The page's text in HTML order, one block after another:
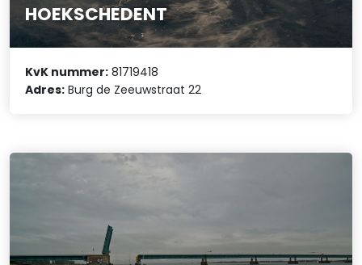
HOEKSCHEDENT
KvK nummer: 81719418
Adres: Burg de Zeeuwstraat 22